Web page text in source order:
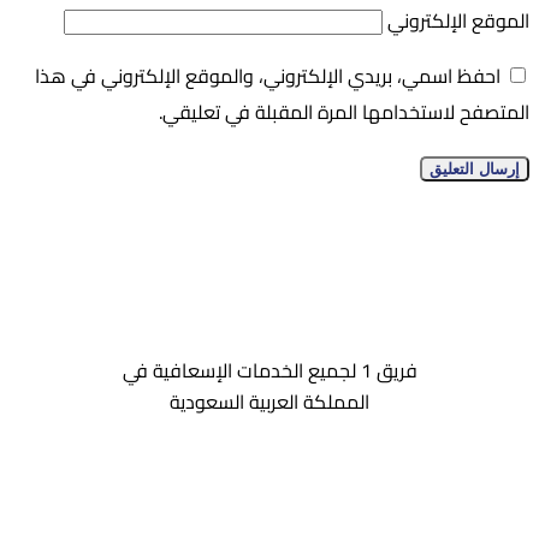
الموقع الإلكتروني
احفظ اسمي، بريدي الإلكتروني، والموقع الإلكتروني في هذا
المتصفح لاستخدامها المرة المقبلة في تعليقي.
فريق 1 لجميع الخدمات الإسعافية في
المملكة العربية السعودية